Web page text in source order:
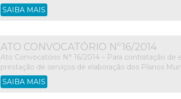
SAIBA MAIS
ATO CONVOCATÓRIO Nº16/2014
Ato Convocatório N° 16/2014 – Para contratação de
prestação de serviços de elaboração dos Planos
SAIBA MAIS